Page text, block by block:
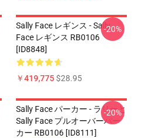
Sally Face レギンス - Sally
Face レギンス RB0106
[ID8848]
￥419,775$28.95
-20%
Sally Face パーカー - ラリーと
Sally Face プルオーバーパー
カー RB0106 [ID8111]
-20%